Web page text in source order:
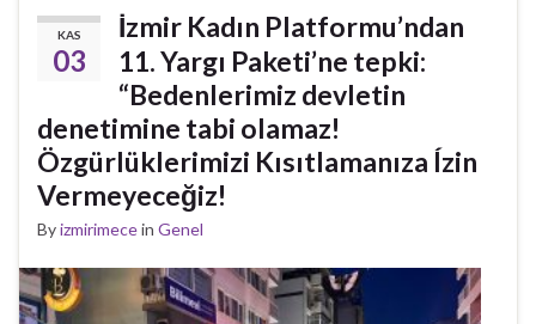
KAS
03
İzmir Kadın Platformu’ndan
11. Yargı Paketi’ne tepki:
“Bedenlerimiz devletin
denetimine tabi olamaz!
Özgürlüklerimizi Kısıtlamanıza Ízin
Vermeyeceğiz!
Byizmirimecein Genel